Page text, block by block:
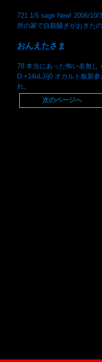
721 1/5 sage New! 2006/
所の家で自殺騒ぎがおきた
おんえたさま
78 本当にあった怖い名無し
D:+14uLJ/j0 オカルト板新
れ。
次のページへ